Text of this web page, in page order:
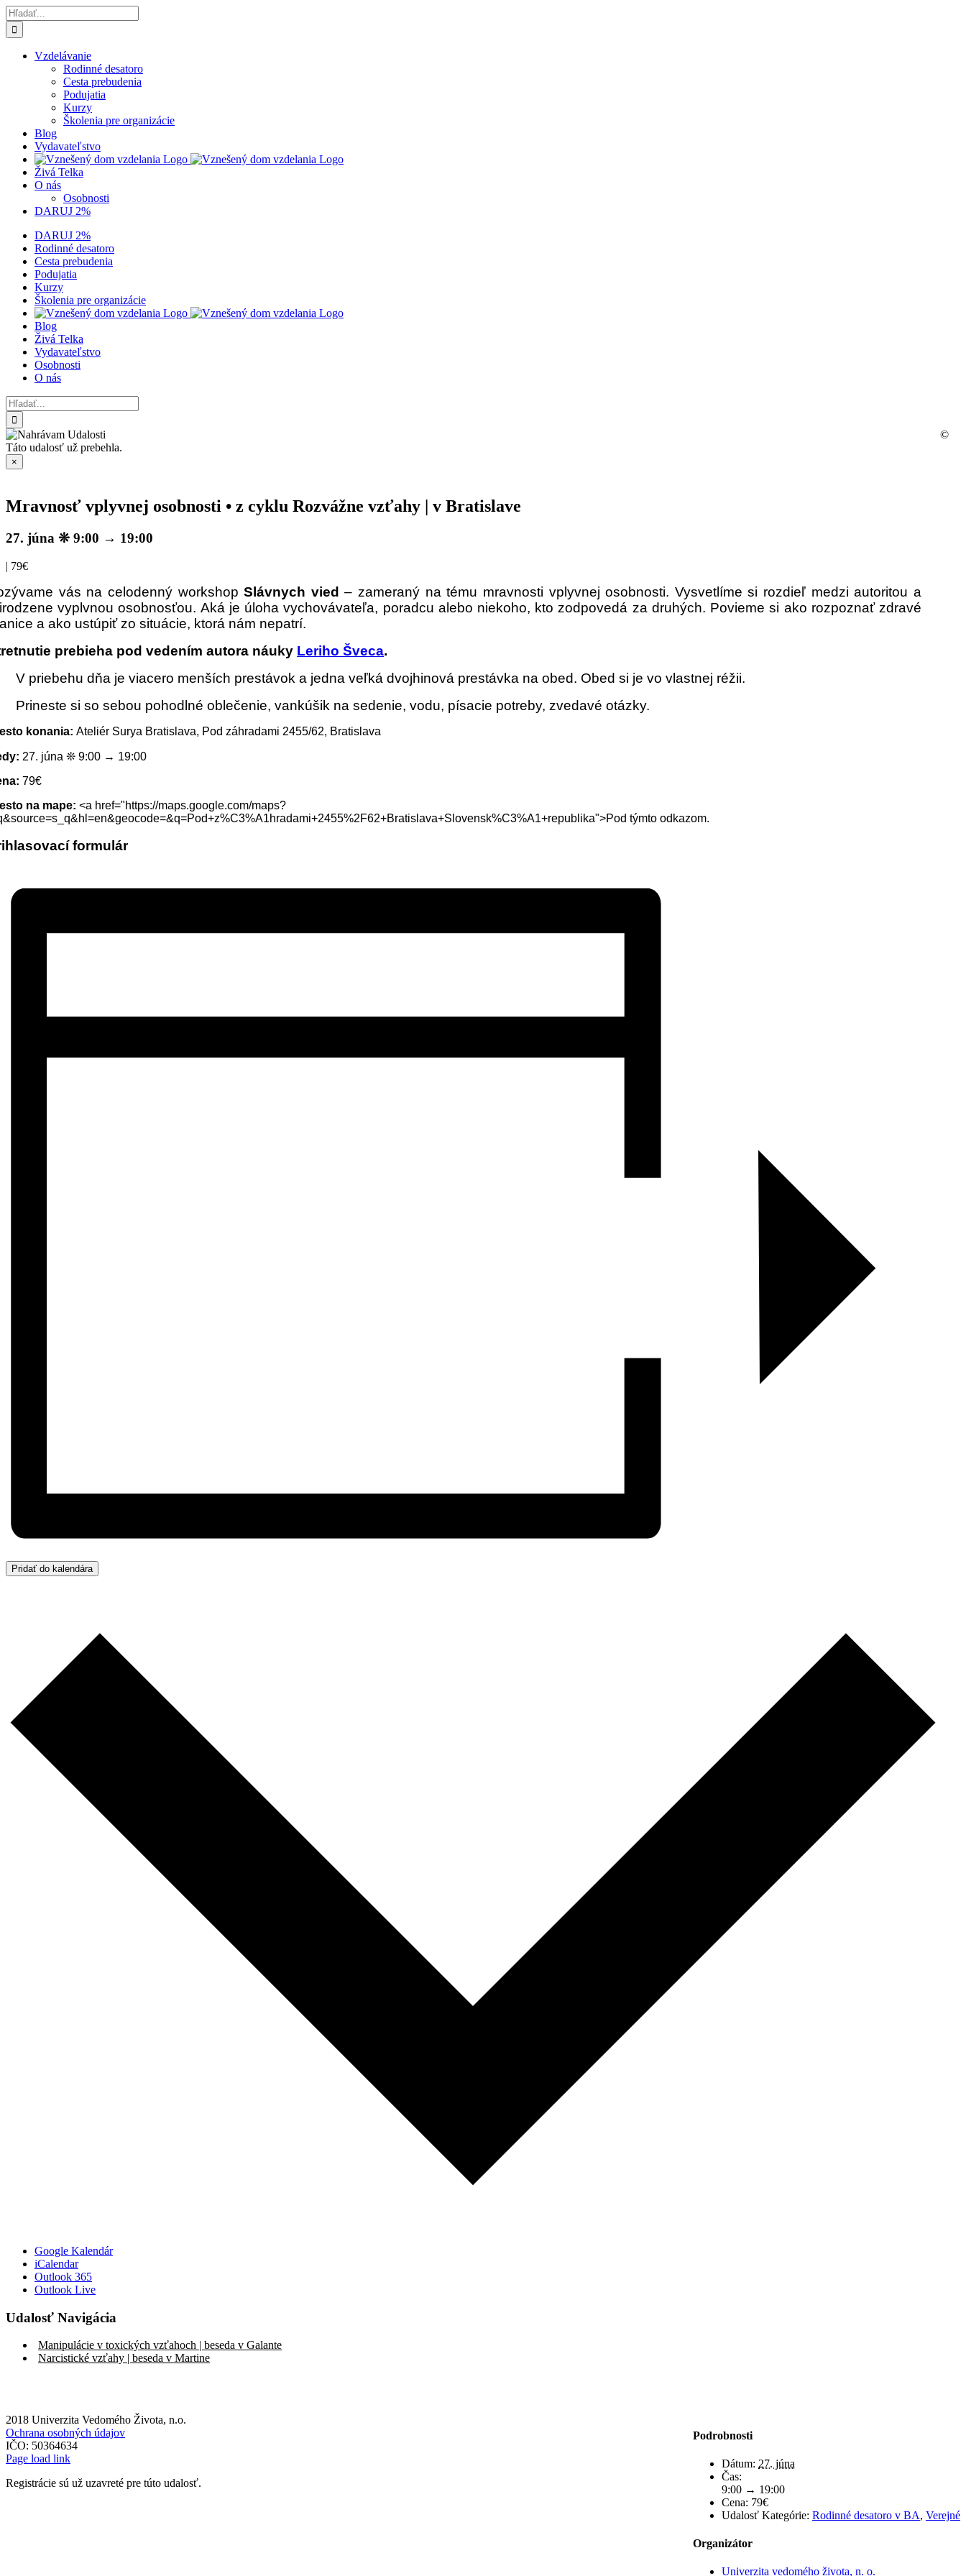
Skip
to
content
Hľadať:
Vzdelávanie
Rodinné desatoro
Cesta prebudenia
Podujatia
Kurzy
Školenia pre organizácie
Blog
Vydavateľstvo
Živá Telka
O nás
Osobnosti
DARUJ 2%
DARUJ 2%
Rodinné desatoro
Cesta prebudenia
Podujatia
Kurzy
Školenia pre organizácie
Blog
Živá Telka
Vydavateľstvo
Osobnosti
O nás
Hľadať:
Táto udalosť už prebehla.
×
Mravnosť vplyvnej osobnosti • z cyklu Rozvážne vzťahy | v Bratislave
27. júna ❊ 9:00 → 19:00
| 79€
vás na celodenný workshopSlávnych vied – zameraný na tému mravnosti vplyvnej osobnosti. Vysvetlíme si rozdieľ medzi autoritou a
vyplvnou osobnosťou. Aká je úloha vychovávateľa, poradcu alebo niekoho, kto zodpovedá za druhých. Povieme si ako rozpoznať zdravé
a ako ustúpiť zo situácie, ktorá nám nepatrí.
prebieha pod vedením autora náuky Leriho Šveca.
V priebehu dňa je viacero menších prestávok a jedna veľká dvojhinová prestávka na obed. Obed si je vo vlastnej réžii.
Prineste si so sebou pohodlné oblečenie, vankúšik na sedenie, vodu, písacie potreby, zvedavé otázky.
konania: Ateliér Surya Bratislava, Pod záhradami 2455/62, Bratislava
27. júna ❊ 9:00 → 19:00
79€
na mape: <a href="https://maps.google.com/maps?
týmto odkazom.
formulár
Pridať do kalendára
Google Kalendár
iCalendar
Outlook 365
Outlook Live
Udalosť Navigácia
Manipulácie v toxických vzťahoch | beseda v Galante
Narcistické vzťahy | beseda v Martine
Podrobnosti
Dátum: 27. júna
Čas:
9:00 → 19:00
Cena: 79€
Udalosť Kategórie: Rodinné desatoro v BA, Verejné
Organizátor
Univerzita vedomého života, n. o.
©
2018 Univerzita Vedomého Života, n.o.
Ochrana osobných údajov
IČO: 50364634
Page load link
Registrácie sú už uzavreté pre túto udalosť.